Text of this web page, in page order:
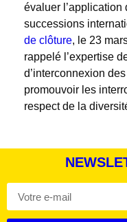
évaluer
successions
de clôture, le 23
rappelé l’expertise
d’interconnexion
promouvoir les
respect de la